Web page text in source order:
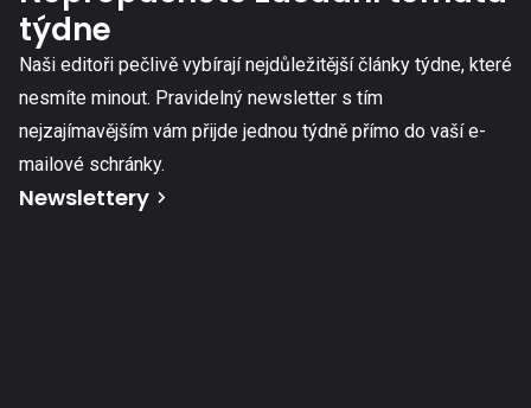
týdne
Naši editoři pečlivě vybírají nejdůležitější články týdne, které
nesmíte minout. Pravidelný newsletter s tím
nejzajímavějším vám přijde jednou týdně přímo do vaší e-
mailové schránky.
Newslettery